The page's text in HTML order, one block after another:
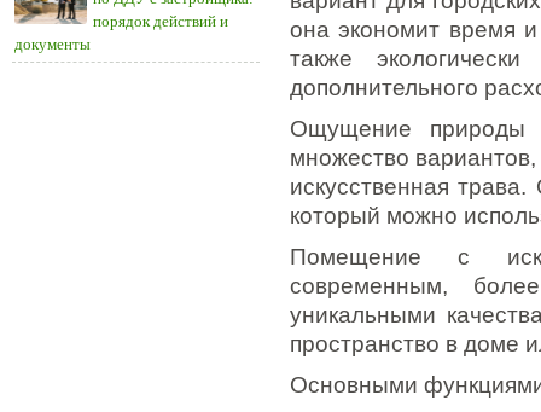
порядок действий и
документы
она экономит время
также
дополнительного
Ощущение природы
множество
искусственная
который можно
Помещение с
современным,
уникальными
пространство в доме
Основными